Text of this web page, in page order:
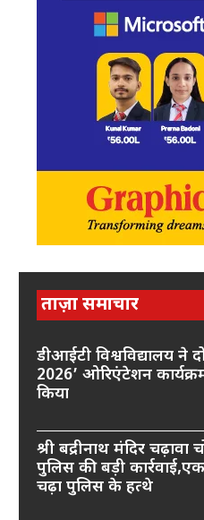
ताज़ा समाचार
डीआईटी विश्वविद्यालय ने
2026’ ओरिएंटेशन
किया
श्री बद्रीनाथ मंदिर चढ़ावा
पुलिस की बड़ी
चढ़ा पुलिस के हत्थे